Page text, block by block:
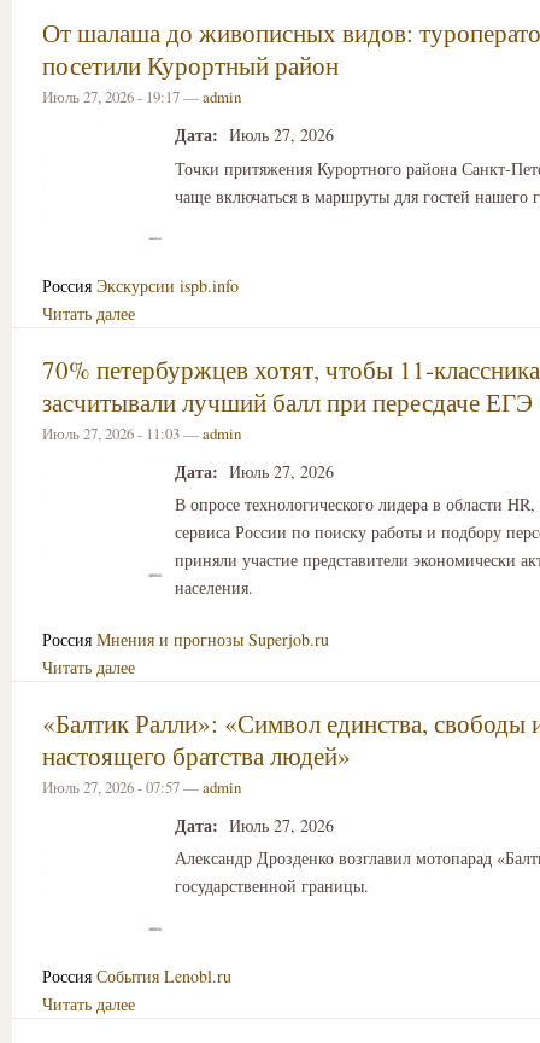
От шалаша до живописных видов:
посетили Курортный район
Июль 27, 2026 - 19:17 —admin
Дата: Июль 27, 2026
Точки притяжения Курортного района Санкт-
чаще включаться в маршруты для гостей нашего
Россия Экскурсии ispb.info
Читать далее
70% петербуржцев хотят, чтобы 11-
засчитывали лучший балл при пересдаче ЕГЭ
Июль 27, 2026 - 11:03 —admin
Дата: Июль 27, 2026
В опросе технологического лидера в области
сервиса России по поиску работы и подбору
приняли участие представители экономически
населения.
Россия Мнения и прогнозы Superjob.ru
Читать далее
«Балтик Ралли»: «Символ единства, свободы
настоящего братства людей»
Июль 27, 2026 - 07:57 —admin
Дата: Июль 27, 2026
Александр Дрозденко возглавил мотопарад
государственной границы.
Россия События Lenobl.ru
Читать далее